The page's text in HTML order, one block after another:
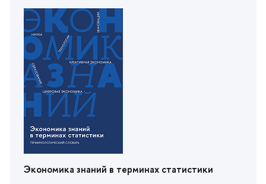
Экономика знаний в терминах статистики